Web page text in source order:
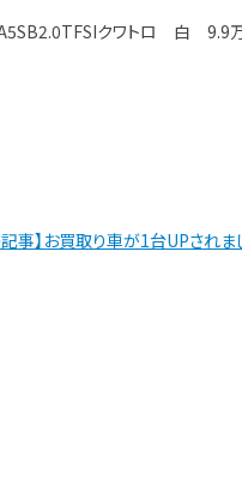
クワトロ 白 9.9
記事】お買取り車が1台UPされま